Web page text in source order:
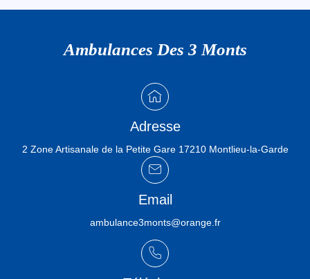
Ambulances Des 3 Monts
Adresse
2 Zone Artisanale de la Petite Gare 17210 Montlieu-la-Garde
Email
ambulance3monts@orange.fr